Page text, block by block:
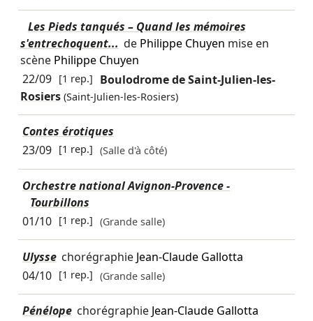
Les Pieds tanqués – Quand les mémoires
s'entrechoquent... de Philippe Chuyen mise en
scène Philippe Chuyen
22/09 [1 rep.]
Boulodrome de Saint-Julien-les-
Rosiers (Saint-Julien-les-Rosiers)
Contes érotiques
23/09 [1 rep.] (Salle d'à côté)
Orchestre national Avignon-Provence -
Tourbillons
01/10 [1 rep.] (Grande salle)
Ulysse chorégraphie Jean-Claude Gallotta
04/10 [1 rep.] (Grande salle)
Pénélope chorégraphie Jean-Claude Gallotta